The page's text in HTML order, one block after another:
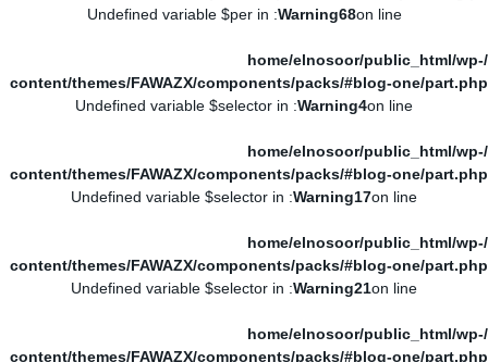
on line
68
Warning
: Undefined variable $per in
/home/elnosoor/public_html/wp-
content/themes/FAWAZX/components/packs/#blog-one/part.php
on line
4
Warning
: Undefined variable $selector in
/home/elnosoor/public_html/wp-
content/themes/FAWAZX/components/packs/#blog-one/part.php
on line
17
Warning
: Undefined variable $selector in
/home/elnosoor/public_html/wp-
content/themes/FAWAZX/components/packs/#blog-one/part.php
on line
21
Warning
: Undefined variable $selector in
/home/elnosoor/public_html/wp-
content/themes/FAWAZX/components/packs/#blog-one/part.php